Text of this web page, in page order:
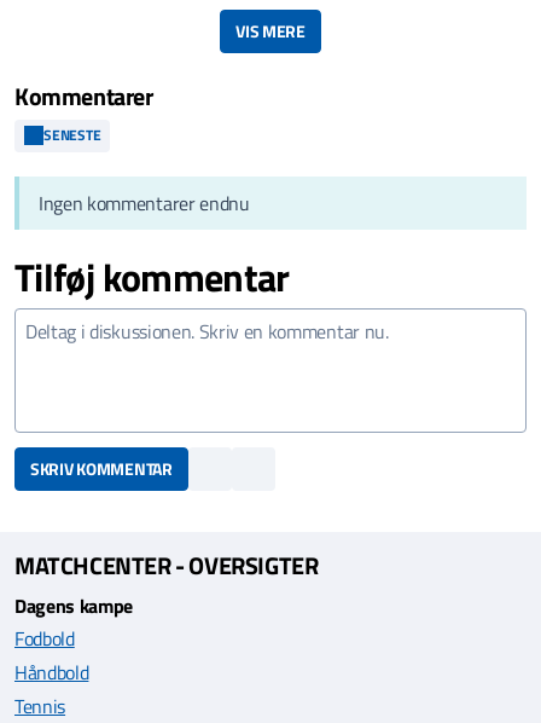
VIS MERE
Kommentarer
SENESTE
Ingen kommentarer endnu
Tilføj kommentar
SKRIV KOMMENTAR
MATCHCENTER - OVERSIGTER
Dagens kampe
Fodbold
Håndbold
Tennis